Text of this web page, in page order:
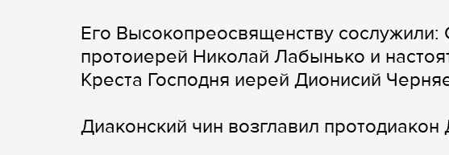
Его Высокопреосвященству сослужили:
протоиерей Николай Лабынько и
Креста Господня иерей Дионисий
Диаконский чин возглавил